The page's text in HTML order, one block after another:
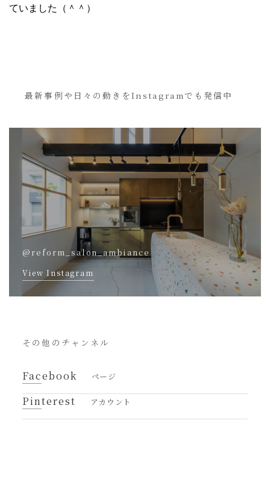
ていました（＾＾）
最新事例や日々の動きをInstagramでも発信中
@reform_salon_ambiance
View Instagram
その他のチャンネル
Facebook ページ
Pinterest アカウント